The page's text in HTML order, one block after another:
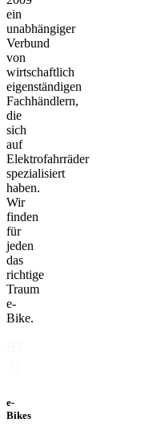
ein
unabhängiger
Verbund
von
wirtschaftlich
eigenständigen
Fachhändlern,
die
sich
auf
Elektrofahrräder
spezialisiert
haben.
Wir
finden
für
jeden
das
richtige
Traum
e-
Bike.
e-
Bikes